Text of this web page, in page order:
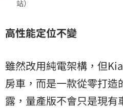
站）
高性能定位不變
雖然改用純電架構，但
房車，而是一款從零打造
露，量產版不會只是現有